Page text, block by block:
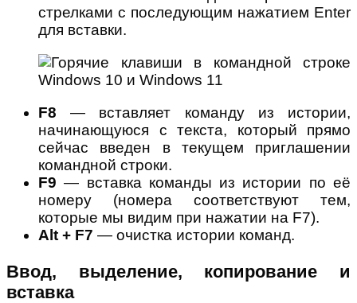
стрелками с последующим нажатием Enter
для вставки.
F8 — вставляет команду из истории,
начинающуюся с текста, который прямо
сейчас введен в текущем приглашении
командной строки.
F9 — вставка команды из истории по её
номеру (номера соответствуют тем,
которые мы видим при нажатии на F7).
Alt + F7 — очистка истории команд.
Ввод, выделение, копирование и
вставка